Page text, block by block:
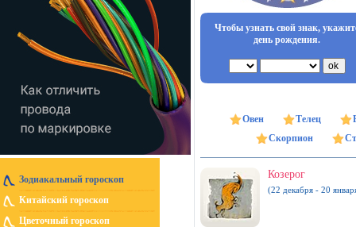
Зодиакальный гороскоп
Китайский гороскоп
Цветочный гороскоп
Чтобы узнать свой знак,
день рождения.
Овен Телец
Скорпион
Козерог
(22 декабря - 20